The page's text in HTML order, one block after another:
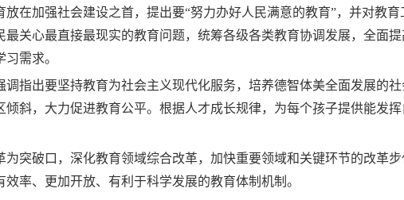
在加强社会建设之首，提出要“努力办好人民满意的教育”，并对教
关心最直接最现实的教育问题，统筹各级各类教育协调发展，全面
需求。
指出要坚持教育为社会主义现代化服务，培养德智体美全面发展的
斜，大力促进教育公平。根据人才成长规律，为每个孩子提供能发
突破口，深化教育领域综合改革，加快重要领域和关键环节的改革
率、更加开放、有利于科学发展的教育体制机制。